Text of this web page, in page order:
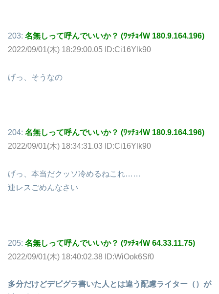
203: 名無しって呼んでいいか？ (ﾜｯﾁｮｲW 180.9.164.196)
2022/09/01(木) 18:29:00.05 ID:Ci16Ylk90
げっ、そうなの
204: 名無しって呼んでいいか？ (ﾜｯﾁｮｲW 180.9.164.196)
2022/09/01(木) 18:34:31.03 ID:Ci16Ylk90
げっ、本当だクッソ冷めるねこれ……
連レスごめんなさい
205: 名無しって呼んでいいか？ (ﾜｯﾁｮｲW 64.33.11.75)
2022/09/01(木) 18:40:02.38 ID:WiOok6Sf0
多分だけどデビグラ書いた人とは違う配慮ライター（）が